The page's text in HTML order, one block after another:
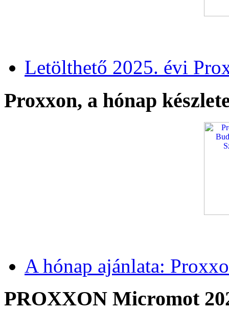
Letölthető 2025. évi
Proxxon, a hónap
A hónap ajánlata:
PROXXON Micromot